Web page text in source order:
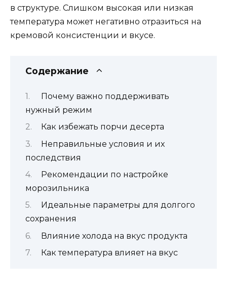
в структуре. Слишком высокая или низкая
температура может негативно отразиться на
кремовой консистенции и вкусе.
Содержание
Почему важно поддерживать
нужный режим
Как избежать порчи десерта
Неправильные условия и их
последствия
Рекомендации по настройке
морозильника
Идеальные параметры для долгого
сохранения
Влияние холода на вкус продукта
Как температура влияет на вкус